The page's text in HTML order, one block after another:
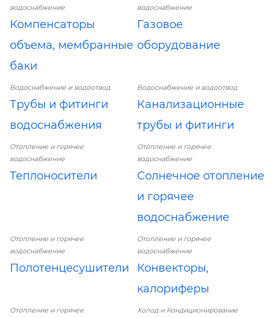
водоснабжение
Компенсаторы
объема, мембранные
баки
водоснабжение
Газовое
оборудование
Водоснабжение и водоотвод
Трубы и фитинги
водоснабжения
Водоснабжение и водоотвод
Канализационные
трубы и фитинги
Отопление и горячее
водоснабжение
Теплоносители
Отопление и горячее
водоснабжение
Солнечное отопление
и горячее
водоснабжение
Отопление и горячее
водоснабжение
Полотенцесушители
Отопление и горячее
водоснабжение
Конвекторы,
калориферы
Отопление и горячее
Холод и Кондиционирование